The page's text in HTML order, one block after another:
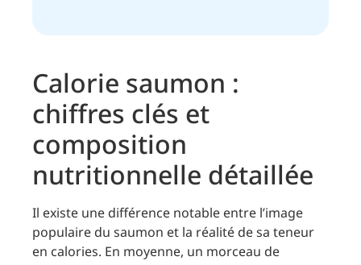
Calorie saumon :
chiffres clés et
composition
nutritionnelle détaillée
Il existe une différence notable entre l’image
populaire du saumon et la réalité de sa teneur
en calories. En moyenne, un morceau de